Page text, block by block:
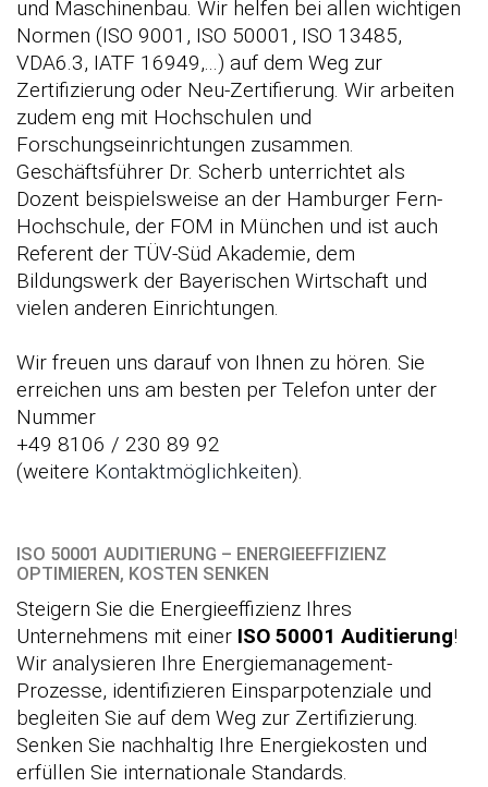
und Maschinenbau. Wir helfen bei allen wichtigen
Normen (ISO 9001, ISO 50001, ISO 13485,
VDA6.3, IATF 16949,...) auf dem Weg zur
Zertifizierung oder Neu-Zertifierung. Wir arbeiten
zudem eng mit Hochschulen und
Forschungseinrichtungen zusammen.
Geschäftsführer Dr. Scherb unterrichtet als
Dozent beispielsweise an der Hamburger Fern-
Hochschule, der FOM in München und ist auch
Referent der TÜV-Süd Akademie, dem
Bildungswerk der Bayerischen Wirtschaft und
vielen anderen Einrichtungen.
Wir freuen uns darauf von Ihnen zu hören. Sie
erreichen uns am besten per Telefon unter der
Nummer
+49 8106 / 230 89 92
(weitere Kontaktmöglichkeiten).
ISO 50001 AUDITIERUNG – ENERGIEEFFIZIENZ
OPTIMIEREN, KOSTEN SENKEN
Steigern Sie die Energieeffizienz Ihres
Unternehmens mit einer ISO 50001 Auditierung!
Wir analysieren Ihre Energiemanagement-
Prozesse, identifizieren Einsparpotenziale und
begleiten Sie auf dem Weg zur Zertifizierung.
Senken Sie nachhaltig Ihre Energiekosten und
erfüllen Sie internationale Standards.